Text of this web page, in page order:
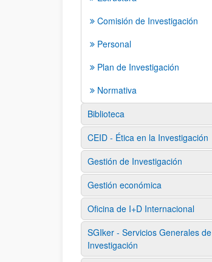
Comisión de Investigación
Personal
Plan de Investigación
Normativa
Biblioteca
CEID - Ética en la Investigación
Gestión de Investigación
Gestión económica
Oficina de I+D Internacional
SGIker - Servicios Generales de
Investigación